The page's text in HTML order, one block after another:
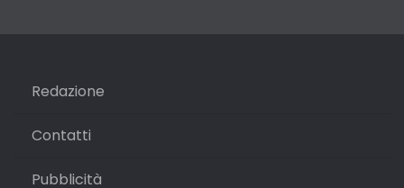
Redazione
Contatti
Pubblicità